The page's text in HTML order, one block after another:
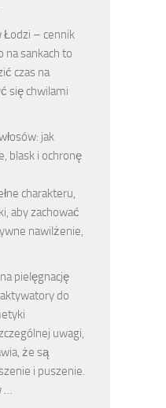
Łodzi – cennik
sankach to
czas na
się chwilami
jak
blask i ochronę
charakteru,
aby zachować
nawilżenie,
pielęgnację
do
uwagi,
że są
i puszenie.
…